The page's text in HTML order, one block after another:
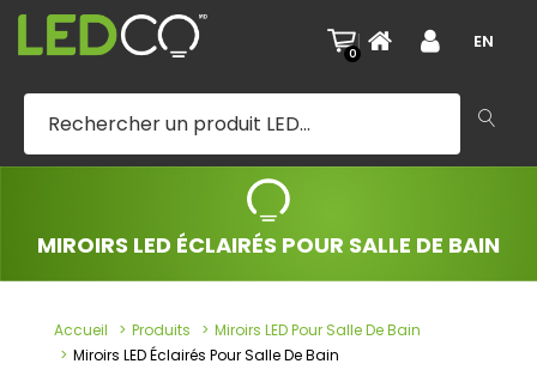
0
| EN
MIROIRS LED ÉCLAIRÉS POUR SALLE DE BAIN
Accueil Produits
Miroirs LED Pour Salle De Bain
Miroirs LED Éclairés Pour Salle De Bain